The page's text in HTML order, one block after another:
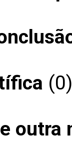
(0)
outra